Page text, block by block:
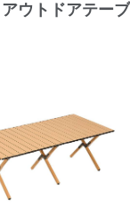
ウトドアテー